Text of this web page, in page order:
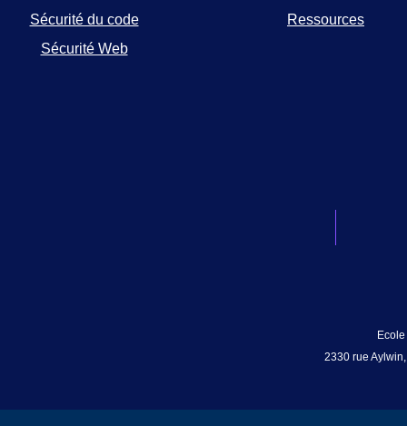
Sécurité du code
Sécurité Web
Ressources
2330 rue